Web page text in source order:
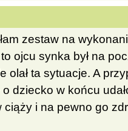
zestaw na
ojcu synka był na
olał ta sytuacje. A
dziecko w końcu
ciąży i na pewno go